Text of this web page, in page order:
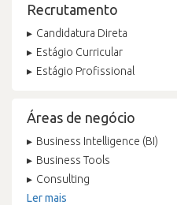
Recrutamento
Candidatura Direta
Estágio Curricular
Estágio Profissional
Áreas de negócio
Business Intelligence (BI)
Business Tools
Consulting
Ler mais